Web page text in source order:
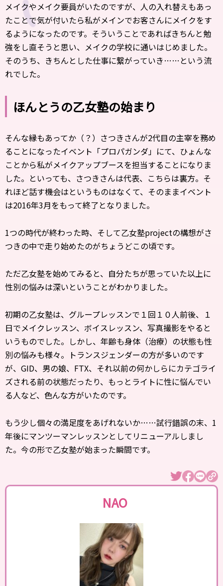
メイクやメイク要員がいたのですが、人の入れ替えもあっ
たことで気が付いたら私がメインでお客さんにメイクをす
るようになったのです。そういうことであればきちんと勉
強をし直そうと思い、メイクの学校に通いはじめました。
そのうち、きちんとした仕事に繋がっていき……という流
れでした。
ほんとうの乙女塾の始まり
そんな縁もあってか（？）さつきさんが2代目の主宰を務め
ることになったイベント「プロパガンダ」にて、ひょんな
ことから私がメイクアップブースを担当することになりま
した。といっても、さつきさんは代表、こちらは裏方。そ
れほど話す機会はというものはなくて、そのままイベント
は2016年3月をもって終了となりました。
1つの時代が終わった時、そして乙女塾projectの構想がさ
つきの中で走り始めたのがちょうどこの頃です。
ただ乙女塾を始めてみると、自分たちが思っていた以上に
性別の悩みは深いということがわかりました。
初期の乙女塾は、グループレッスンで１回１０人前後、１
日でメイクレッスン、ボイスレッスン、写真撮影をやると
いうものでした。しかし、年齢も身体（治療）の状態も性
別の悩みも様々。トランスジェンダーの方が多いのです
が、GID、男の娘、FTX、それ以前の何かしらにカテゴライ
ズされる前の状態だったり、もっとライトに性に悩んでい
る人など、色んな方がいたのです。
もう少し個々の満足度をあげれないか……試行錯誤の末、1
年後にマンツーマンレッスンとしてリニューアルしまし
た。今の形で乙女塾が始まった瞬間です。
NAO